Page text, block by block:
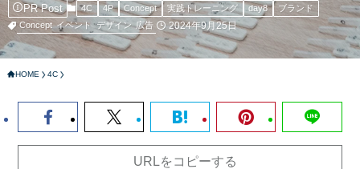
PR Post 4C 4P Concept 実践トレーニング day8
ブランド
Concept イベント デザイン 広告 2024年9月25日
HOME 4C
URLをコピーする